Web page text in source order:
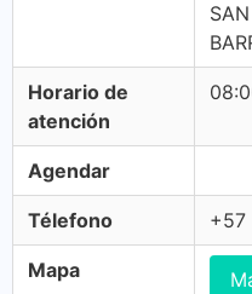
Horario de
atención
Agendar
Télefono +57
Mapa